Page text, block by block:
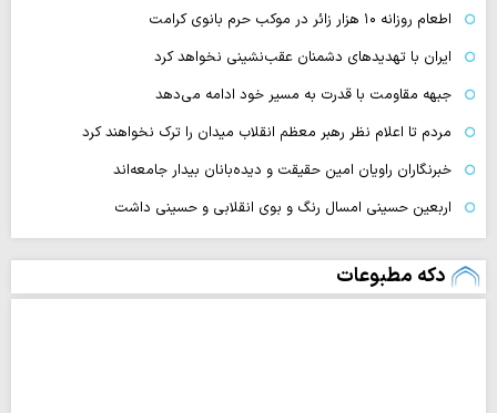
اطعام روزانه ۱۰ هزار زائر در موکب حرم بانوی کرامت
ایران با تهدیدهای دشمنان عقب‌نشینی نخواهد کرد
جبهه مقاومت با قدرت به مسیر خود ادامه می‌دهد
مردم تا اعلام نظر رهبر معظم انقلاب میدان را ترک نخواهند کرد
خبرنگاران راویان امین حقیقت و دیده‌بانان بیدار جامعه‌اند
اربعین حسینی امسال رنگ و بوی انقلابی و حسینی داشت
دکه مطبوعات